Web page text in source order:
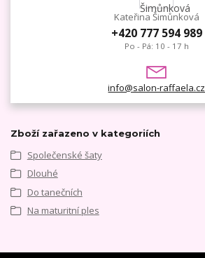
Kateřina Šimůnková
+420 777 594 989
Po - Pá: 10 - 17 h
info@salon-raffaela.cz
Zboží zařazeno v kategoriích
Společenské šaty
Dlouhé
Do tanečních
Na maturitní ples